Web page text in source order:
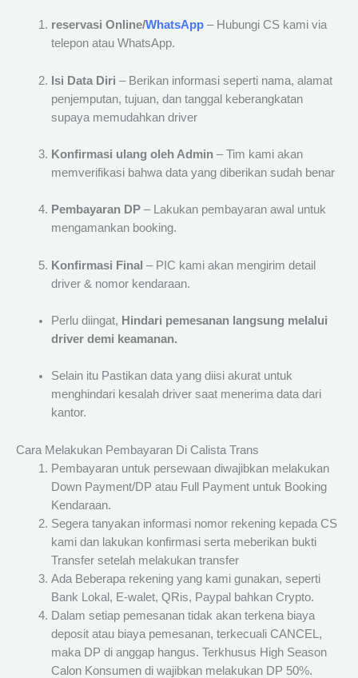
reservasi Online/WhatsApp– Hubungi CS kami via
telepon atau WhatsApp.
Isi Data Diri – Berikan informasi seperti nama, alamat
penjemputan, tujuan, dan tanggal keberangkatan
supaya memudahkan driver
Konfirmasi ulang oleh Admin– Tim kami akan
memverifikasi bahwa data yang diberikan sudah benar
Pembayaran DP– Lakukan pembayaran awal untuk
mengamankan booking.
Konfirmasi Final – PIC kami akan mengirim detail
driver & nomor kendaraan.
Perlu diingat, Hindari pemesanan langsung melalui
driver demi keamanan.
Selain itu Pastikan data yang diisi akurat untuk
menghindari kesalah driver saat menerima data dari
kantor.
Cara Melakukan Pembayaran Di Calista Trans
Pembayaran untuk persewaan diwajibkan melakukan
Down Payment/DP atau Full Payment untuk Booking
Kendaraan.
Segera tanyakan informasi nomor rekening kepada CS
kami dan lakukan konfirmasi serta meberikan bukti
Transfer setelah melakukan transfer
Ada Beberapa rekening yang kami gunakan, seperti
Bank Lokal, E-walet, QRis, Paypal bahkan Crypto.
Dalam setiap pemesanan tidak akan terkena biaya
deposit atau biaya pemesanan, terkecuali CANCEL,
maka DP di anggap hangus. Terkhusus High Season
Calon Konsumen di wajibkan melakukan DP 50%.